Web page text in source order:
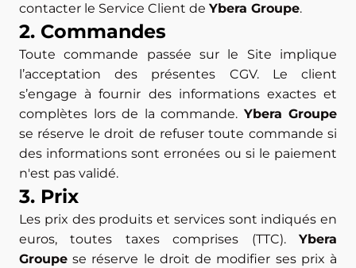
contacter le Service Client de Ybera Groupe.
2. Commandes
Toute commande passée sur le Site implique
l’acceptation des présentes CGV. Le client
s’engage à fournir des informations exactes et
complètes lors de la commande. Ybera Groupe
se réserve le droit de refuser toute commande si
des informations sont erronées ou si le paiement
n'est pas validé.
3. Prix
Les prix des produits et services sont indiqués en
euros, toutes taxes comprises (TTC). Ybera
Groupe se réserve le droit de modifier ses prix à